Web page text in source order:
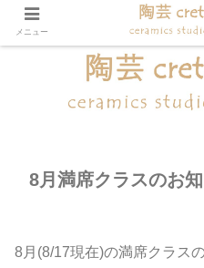
8月満席クラスのお
8月(8/17現在)の満席クラス
メニュー